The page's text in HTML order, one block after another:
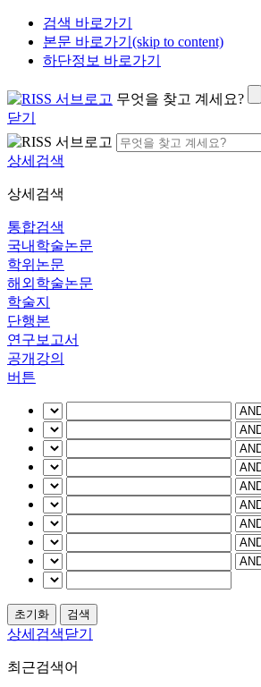
검색 바로가기
본문 바로가기(skip to content)
하단정보 바로가기
무엇을 찾고 계세요?
닫기
상세검색
상세검색
통합검색
국내학술논문
학위논문
해외학술논문
학술지
단행본
연구보고서
공개강의
버튼
상세검색닫기
최근검색어